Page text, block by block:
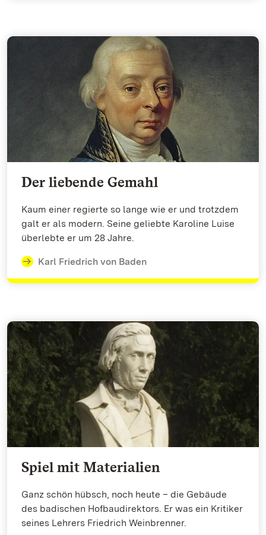
Der liebende Gemahl
Kaum einer regierte so lange wie er und trotzdem
galt er als modern. Seine geliebte Karoline Luise
überlebte er um 28 Jahre.
Karl Friedrich von Baden
Spiel mit Materialien
Ganz schön hübsch, noch heute – die Gebäude
des badischen Hofbaudirektors. Er was ein Kritiker
seines Lehrers Friedrich Weinbrenner.